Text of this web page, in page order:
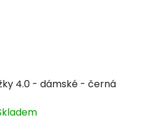
4.0 - dámské - černá